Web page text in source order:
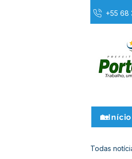
+55 68
🏡Início
Todas